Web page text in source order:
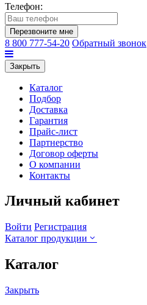
Телефон:
Перезвоните мне
8 800 777-54-20 Обратный звонок
Закрыть
Каталог
Подбор
Доставка
Гарантия
Прайс-лист
Партнерство
Договор оферты
О компании
Контакты
Личный кабинет
Войти Регистрация
Каталог продукции
Каталог
Закрыть